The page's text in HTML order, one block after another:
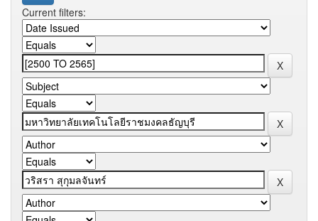
Current filters: